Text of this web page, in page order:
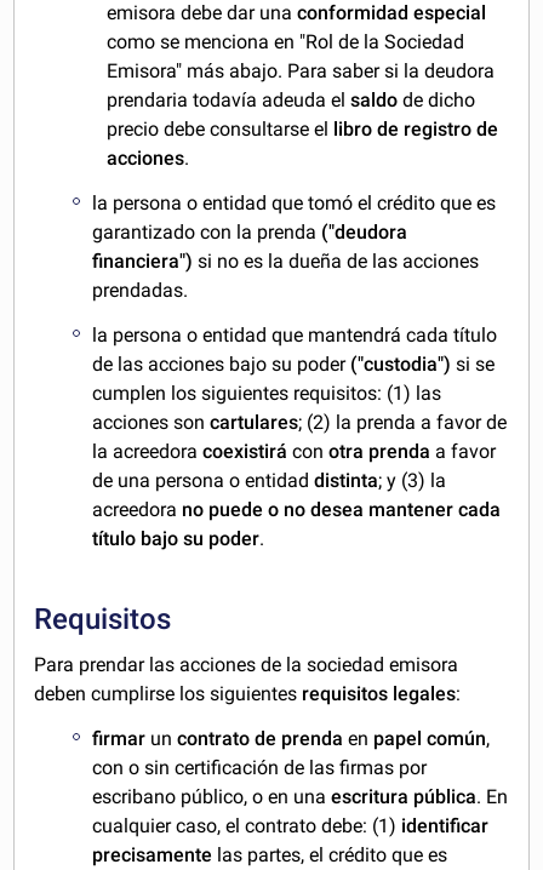
emisora debe dar unaconformidad especial
como se menciona en "Rol de la Sociedad
Emisora" más abajo. Para saber si la deudora
prendaria todavía adeuda elsaldo de dicho
precio debe consultarse el libro de registro de
acciones.
la persona o entidad que tomó el crédito que es
garantizado con la prenda ("deudora
financiera")si no es la dueña de las acciones
prendadas.
la persona o entidad que mantendrá cada título
de las acciones bajo su poder ("custodia") si se
cumplen los siguientes requisitos: (1) las
acciones soncartulares; (2) la prenda a favor de
la acreedoracoexistirá conotra prenda a favor
de una persona o entidaddistinta; y (3) la
acreedora no puede o no desea mantener cada
título bajo su poder.
Requisitos
Para prendar las acciones de la sociedad emisora
deben cumplirse los siguientes requisitos legales:
firmar un contrato de prenda en papel común,
con o sin certificación de las firmas por
escribano público, o en unaescritura pública. En
cualquier caso, el contrato debe: (1) identificar
precisamente las partes, el crédito que es